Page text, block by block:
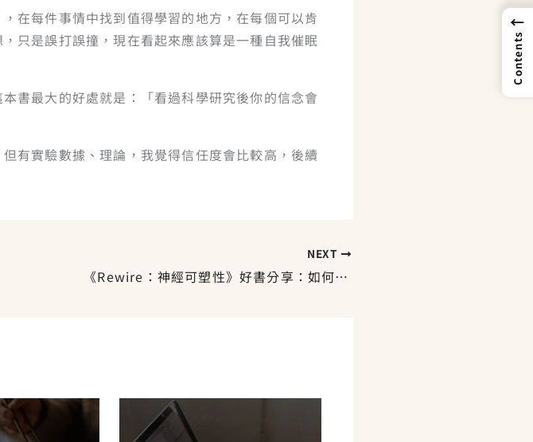
在每件事情中找到值得學習的地方，在每個可以肯
只是誤打誤撞，現在看起來應該算是一種自我催眠
書最大的好處就是：「看過科學研究後你的信念會
有實驗數據、理論，我覺得信任度會比較高，後續
NEXT
《Rewire：神經可塑性》好書分享：如何用神經科學重塑腦？
←
Contents